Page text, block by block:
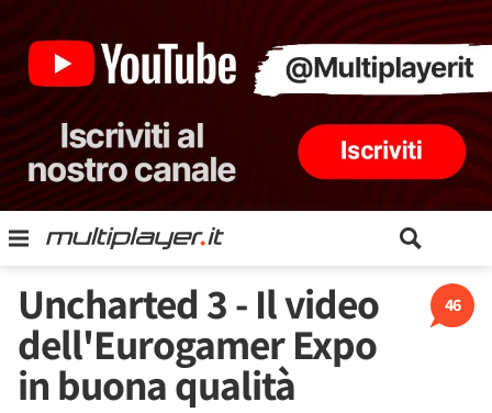
46
Uncharted 3 - Il video
dell'Eurogamer Expo
in buona qualità